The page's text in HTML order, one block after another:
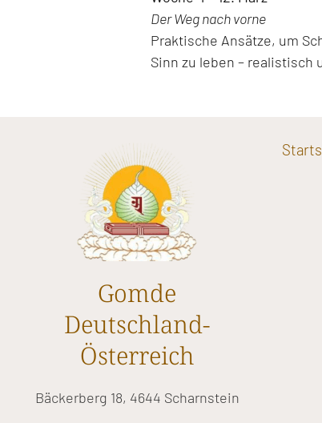
Der Weg nach vorne
Praktische Ansätze, um
Sinn zu leben – realistisch
Gomde
Deutschland-
Österreich
Bäckerberg 18, 4644 Scharnstein